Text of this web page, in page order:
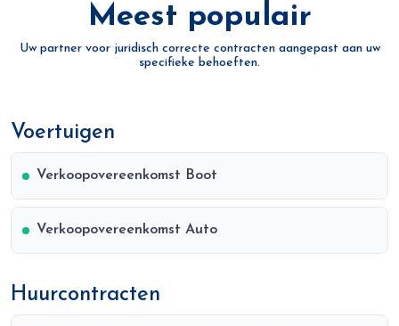
Meest populair
Uw partner voor juridisch correcte contracten aangepast aan uw
specifieke behoeften.
Voertuigen
Verkoopovereenkomst Boot
Verkoopovereenkomst Auto
Huurcontracten